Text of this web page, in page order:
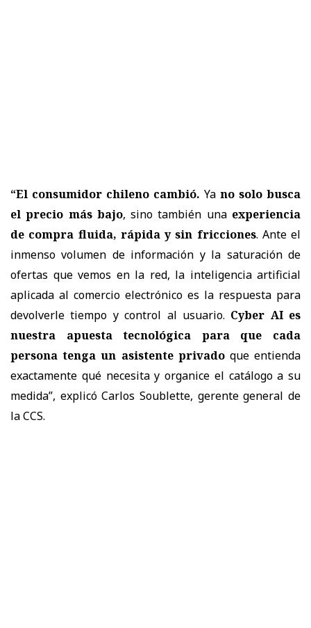
“El consumidor chileno cambió. Ya no solo busca
el precio más bajo, sino también una experiencia
de compra fluida, rápida y sin fricciones. Ante el
inmenso volumen de información y la saturación de
ofertas que vemos en la red, la inteligencia artificial
aplicada al comercio electrónico es la respuesta para
devolverle tiempo y control al usuario. Cyber AI es
nuestra apuesta tecnológica para que cada
persona tenga un asistente privadoque entienda
exactamente qué necesita y organice el catálogo a su
medida”, explicó Carlos Soublette, gerente general de
la CCS.